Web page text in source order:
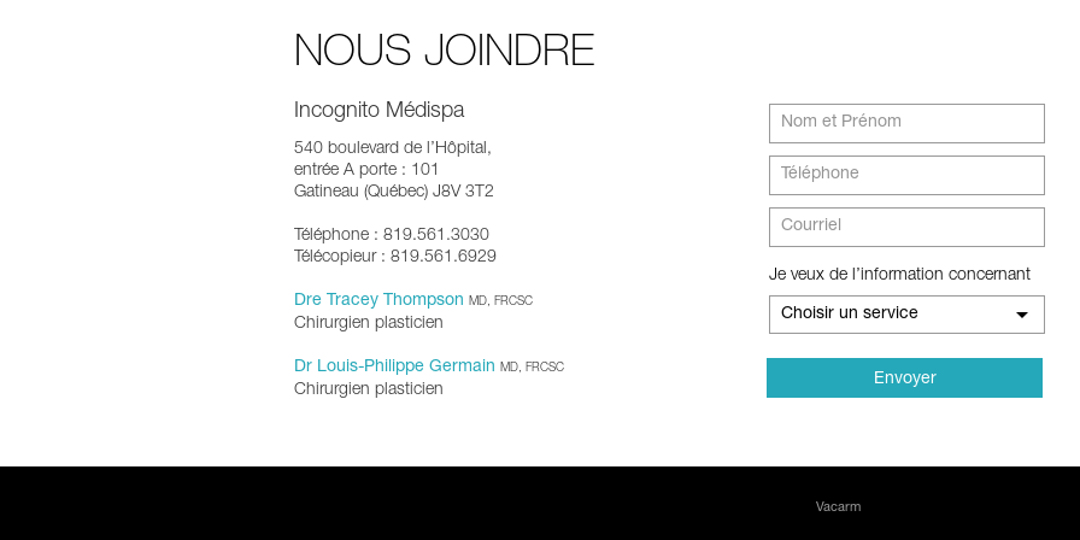
NOUS JOINDRE
Incognito Médispa
540 boulevard de l’Hôpital,
entrée A porte : 101
Gatineau (Québec) J8V 3T2
Téléphone : 819.561.3030
Télécopieur : 819.561.6929
Dre Tracey Thompson MD, FRCSC
Chirurgien plasticien
Dr Louis-Philippe Germain MD, FRCSC
Chirurgien plasticien
Je veux de l’information concernant
Choisir un service
Vacarm